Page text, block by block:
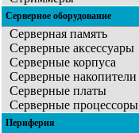
Серверное оборудование
Серверная память
Серверные аксессуары
Серверные корпуса
Серверные накопители
Серверные платы
Серверные процессоры
Периферия